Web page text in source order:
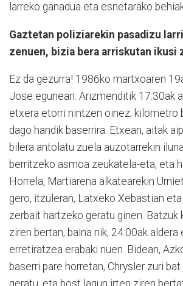
larreko ganadua eta esnetarako
Gaztetan poliziarekin pasadizu
zenuen, bizia bera arriskutan ikusi
Ez da gezurra! 1986ko martxoaren
Jose egunean. Arizmenditik 17:30ak
etxera etorri nintzen oinez; kilometro
dago handik baserrira. Etxean, aitak
bilera antolatu zuela auzotarrekin
berritzeko asmoa zeukatela-eta, eta
Horrela, Martiarena alkatearekin
gero, itzuleran, Latxeko Xebastian
zerbait hartzeko geratu ginen. Batzuk
ziren bertan, baina nik, 24:00ak aldera
erretiratzea erabaki nuen. Bidean,
baserri pare horretan, Chrysler zuri